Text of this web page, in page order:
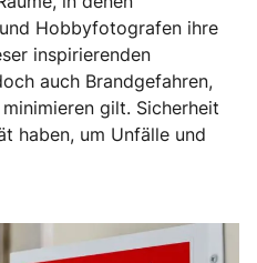
Hobbyfotografen ihre
inspirierenden
auch Brandgefahren,
gilt. Sicherheit
haben, um Unfälle und